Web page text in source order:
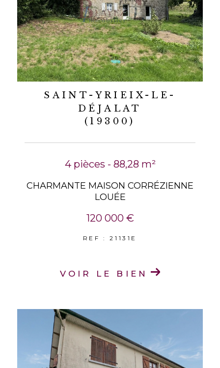
SAINT-YRIEIX-LE-
DÉJALAT
(19300)
4 pièces - 88,28 m²
CHARMANTE MAISON CORRÉZIENNE
LOUÉE
120 000 €
REF : 21131E
VOIR LE BIEN